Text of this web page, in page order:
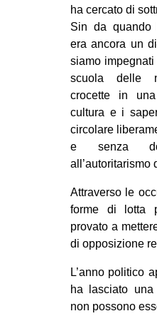
MEDIO
ha cercato di
Sin da quando
era ancora un
siamo
scuola delle
crocette in
cultura e i
circolare
e senza
all’autoritarismo
Attraverso le
forme di lotta
provato a
di opposizione
L’anno politico
ha lasciato
non possono